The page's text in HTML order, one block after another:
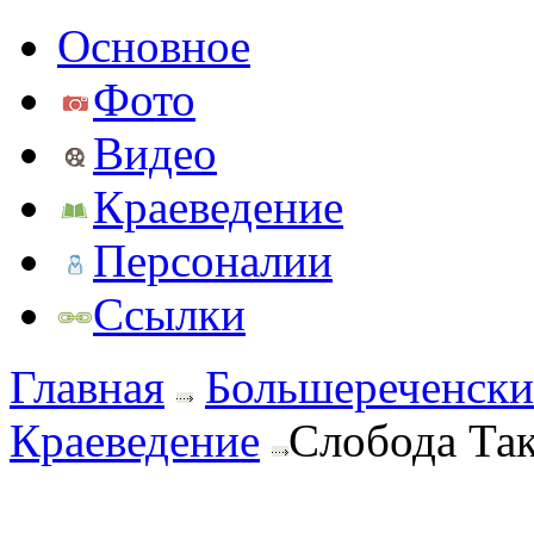
Основное
Фото
Видео
Краеведение
Персоналии
Ссылки
Главная
Краеведение
Слобода